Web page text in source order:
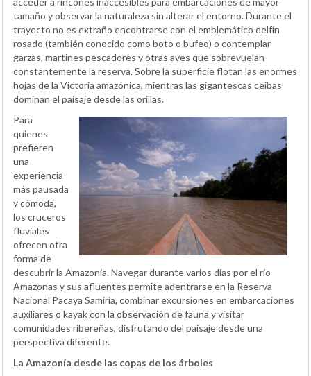
tamaño y observar la naturaleza sin alterar el entorno. Durante el
trayecto no es extraño encontrarse con el emblemático delfín
rosado (también conocido como boto o bufeo) o contemplar
garzas, martines pescadores y otras aves que sobrevuelan
constantemente la reserva. Sobre la superficie flotan las enormes
hojas de la Victoria amazónica, mientras las gigantescas ceibas
dominan el paisaje desde las orillas.
Para
quienes
prefieren
una
experiencia
más pausada
y cómoda,
los cruceros
fluviales
ofrecen otra
forma de
descubrir la Amazonía. Navegar durante varios días por el río
Amazonas y sus afluentes permite adentrarse en la Reserva
Nacional Pacaya Samiria, combinar excursiones en embarcaciones
auxiliares o kayak con la observación de fauna y visitar
comunidades ribereñas, disfrutando del paisaje desde una
perspectiva diferente.
La Amazonía desde las copas de los árboles